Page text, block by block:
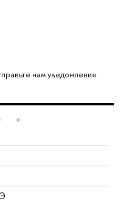
нам уведомление.